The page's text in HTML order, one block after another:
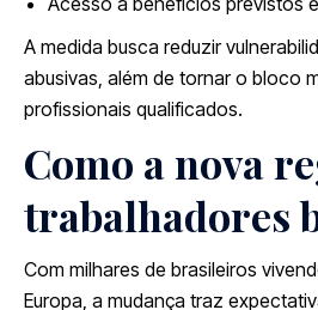
A medida busca reduzir
abusivas, além de tornar o bloco
profissionais qualificados.
Como a nova
trabalhadores
Com milhares de brasileiros
Europa, a mudança traz